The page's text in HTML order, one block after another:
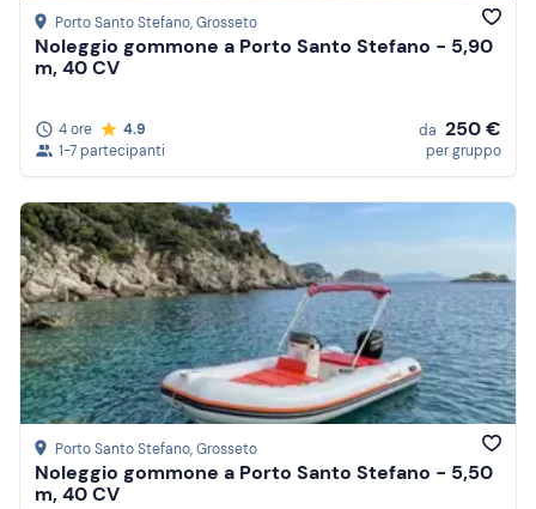
Porto Santo Stefano, Grosseto
Noleggio gommone a Porto Santo Stefano - 5,90
m, 40 CV
4 ore
4.9
1-7 partecipanti
da 250 €
per gruppo
Porto Santo Stefano, Grosseto
Noleggio gommone a Porto Santo Stefano - 5,50
m, 40 CV